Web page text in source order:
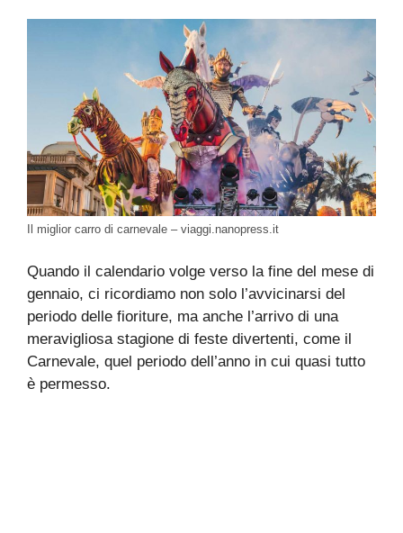
Il miglior carro di carnevale – viaggi.nanopress.it
Quando il calendario volge verso la fine del mese di
gennaio, ci ricordiamo non solo l’avvicinarsi del
periodo delle fioriture, ma anche l’arrivo di una
meravigliosa stagione di feste divertenti, come il
Carnevale, quel periodo dell’anno in cui quasi tutto
è permesso.